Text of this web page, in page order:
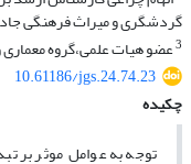
گردشگری و میراث فرهنگی
3عضو هیات علمی،گروه معماری
10.61186/jgs.24.74.23
چکیده